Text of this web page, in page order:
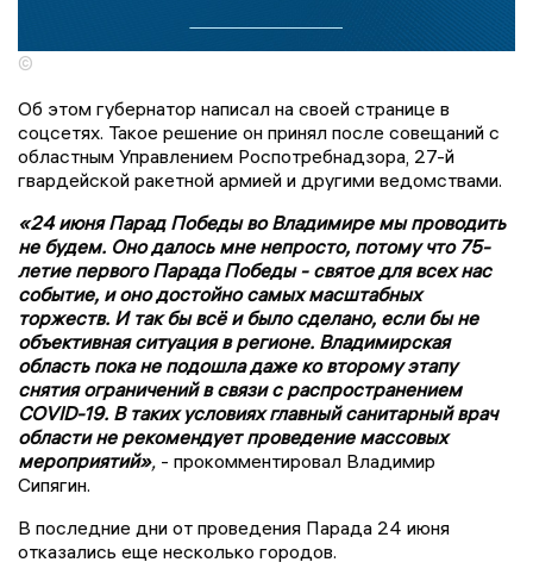
©
Об этом губернатор написал на своей странице в
соцсетях. Такое решение он принял после совещаний с
областным Управлением Роспотребнадзора, 27-й
гвардейской ракетной армией и другими ведомствами.
«24 июня Парад Победы во Владимире мы проводить
не будем. Оно далось мне непросто, потому что 75-
летие первого Парада Победы - святое для всех нас
событие, и оно достойно самых масштабных
торжеств. И так бы всё и было сделано, если бы не
объективная ситуация в регионе. Владимирская
область пока не подошла даже ко второму этапу
снятия ограничений в связи с распространением
COVID-19. В таких условиях главный санитарный врач
области не рекомендует проведение массовых
мероприятий», - прокомментировал Владимир
Сипягин.
В последние дни от проведения Парада 24 июня
отказались еще несколько городов.